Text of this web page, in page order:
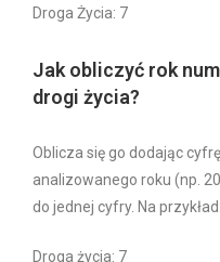
Droga Życia: 7
Jak obliczyć rok
drogi życia?
Oblicza się go dodając
analizowanego roku (np.
do jednej cyfry. Na przykład:
Droga życia: 7